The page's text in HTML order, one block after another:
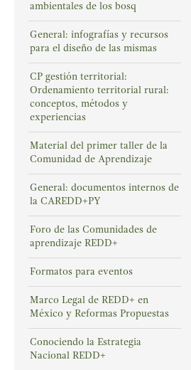
ambientales de los bosq
General: infografías y recursos
para el diseño de las mismas
CP gestión territorial:
Ordenamiento territorial rural:
conceptos, métodos y
experiencias
Material del primer taller de la
Comunidad de Aprendizaje
General: documentos internos de
la CAREDD+PY
Foro de las Comunidades de
aprendizaje REDD+
Formatos para eventos
Marco Legal de REDD+ en
México y Reformas Propuestas
Conociendo la Estrategia
Nacional REDD+